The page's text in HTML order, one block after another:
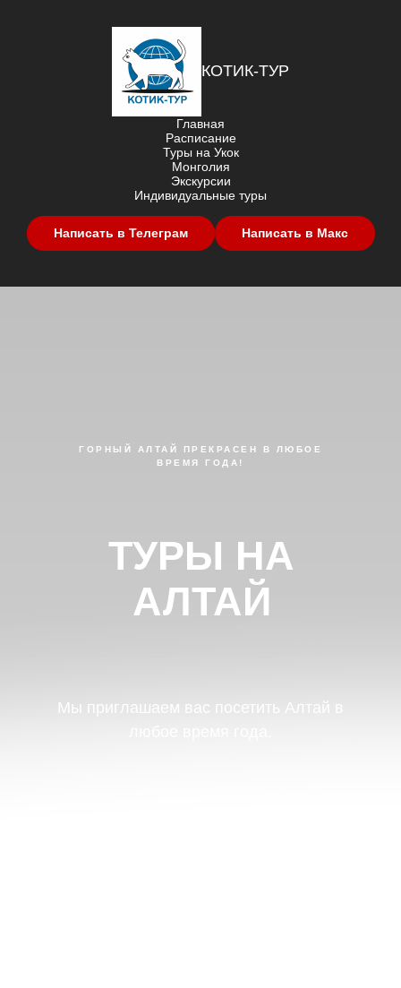
КОТИК-ТУР
Главная
Расписание
Туры на Укок
Монголия
Экскурсии
Индивидуальные туры
Написать в Телеграм Написать в Макс
ТУРЫ НА
АЛТАЙ
Мы приглашаем вас посетить Алтай в
ГОРНЫЙ АЛТАЙ ПРЕКРАСЕН В ЛЮБОЕ
ВРЕМЯ ГОДА!